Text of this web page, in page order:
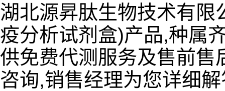
湖北源昇肽生物技术有
疫分析试剂盒)产品,种属
供免费代测服务及售前
咨询,销售经理为您详细